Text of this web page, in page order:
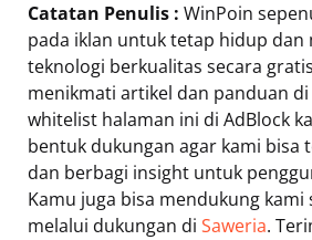
Catatan Penulis : WinPoin
pada iklan untuk tetap hidup dan
teknologi berkualitas secara
menikmati artikel dan panduan
whitelist halaman ini di AdBlock
bentuk dukungan agar kami bisa
dan berbagi insight untuk
Kamu juga bisa mendukung kami
melalui dukungan di Saweria.